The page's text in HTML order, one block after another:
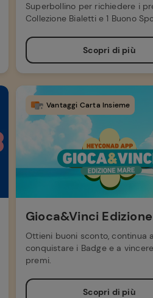
Superbollino per richiedere i
Collezione Bialetti e 1 Buono
Scopri di più
Vantaggi Carta Insieme
Gioca&Vinci
Ottieni buoni sconto, continua a
conquistare i Badge e a
premi.
Scopri di più